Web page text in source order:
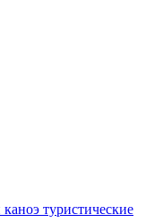
туристические